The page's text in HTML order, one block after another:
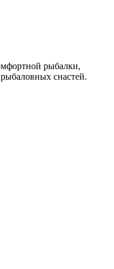
рыбалки,
снастей.